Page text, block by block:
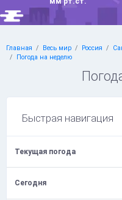
Главная Весь мир Россия
Погода на неделю
Быстрая навигация
Текущая погода
Сегодня